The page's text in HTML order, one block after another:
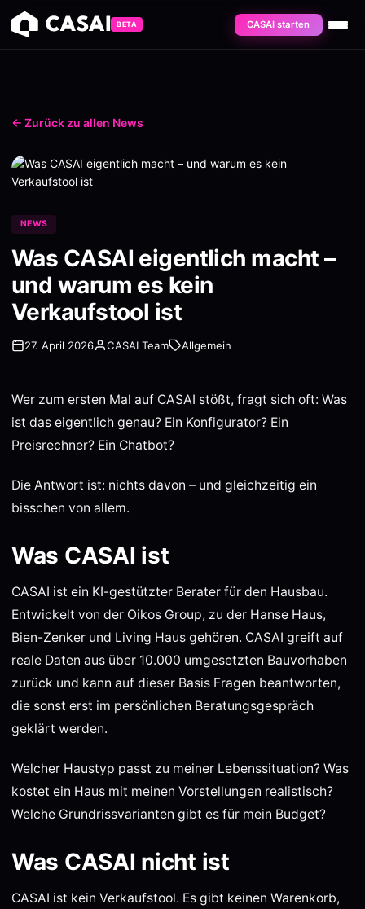
BETA CASAI starten
← Zurück zu allen News
NEWS
Was CASAI eigentlich macht –
und warum es kein
Verkaufstool ist
27. April 2026 CASAI Team Allgemein
Wer zum ersten Mal auf CASAI stößt, fragt sich oft: Was
ist das eigentlich genau? Ein Konfigurator? Ein
Preisrechner? Ein Chatbot?
Die Antwort ist: nichts davon – und gleichzeitig ein
bisschen von allem.
Was CASAI ist
CASAI ist ein KI-gestützter Berater für den Hausbau.
Entwickelt von der Oikos Group, zu der Hanse Haus,
Bien-Zenker und Living Haus gehören. CASAI greift auf
reale Daten aus über 10.000 umgesetzten Bauvorhaben
zurück und kann auf dieser Basis Fragen beantworten,
die sonst erst im persönlichen Beratungsgespräch
geklärt werden.
Welcher Haustyp passt zu meiner Lebenssituation? Was
kostet ein Haus mit meinen Vorstellungen realistisch?
Welche Grundrissvarianten gibt es für mein Budget?
Was CASAI nicht ist
CASAI ist kein Verkaufstool. Es gibt keinen Warenkorb,